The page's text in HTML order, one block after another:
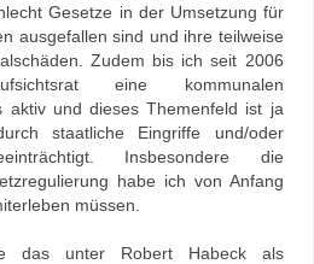
Gesetze in der Umsetzung für
ausgefallen sind und ihre teilweise
Zudem bis ich seit 2006
eine kommunalen
aktiv und dieses Themenfeld ist ja
staatliche Eingriffe und/oder
Insbesondere die
habe ich von Anfang
müssen.
das unter Robert Habeck als